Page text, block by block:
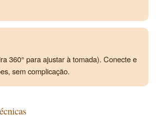
360° para ajustar à tomada). Conecte e
sem complicação.